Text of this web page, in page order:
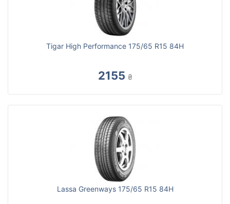
Tigar High Performance 175/65 R15 84H
2155 ₴
Lassa Greenways 175/65 R15 84H